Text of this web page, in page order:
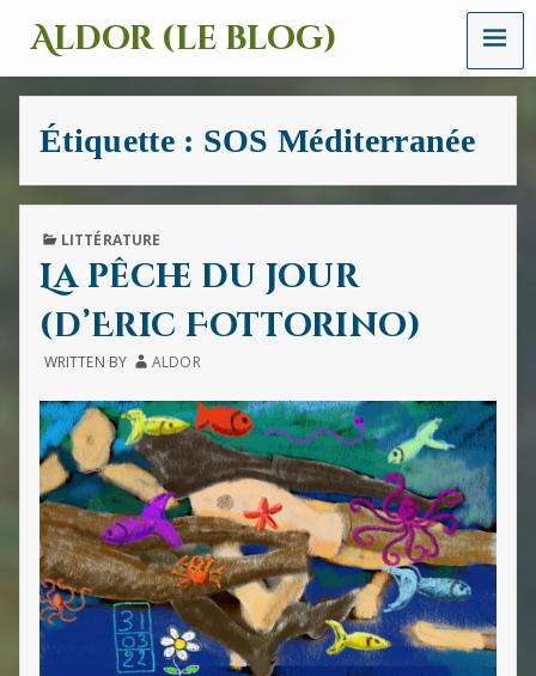
Aldor (le blog)
Un
site
avec
des
des
images
et
sons
MENU
Étiquette : SOS Méditerranée
PUBLISHED
LITTÉRATURE
La pêche du jour
(d’Eric Fottorino)
WRITTEN BY ALDOR